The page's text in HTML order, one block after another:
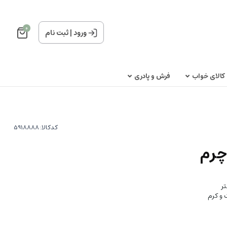
ورود|ثبت نام 0
کالای خواب
فرش و پادری
کدکالا:
و کرم